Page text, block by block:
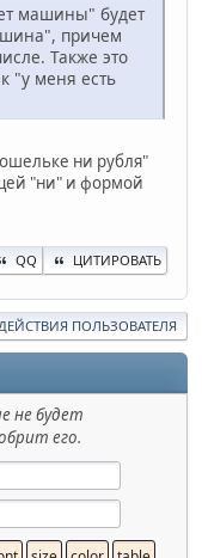
машины" будет
причем
Также это
"у меня есть
ни рубля"
"ни" и формой
QQ ЦИТИРОВАТЬ
ПОЛЬЗОВАТЕЛЯ
не будет
его.